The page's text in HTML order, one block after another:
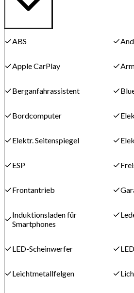
ABS
Apple CarPlay
Berganfahrassistent
Bordcomputer
Elektr. Seitenspiegel
ESP
Frontantrieb
Induktionsladen für
Smartphones
LED-Scheinwerfer
Leichtmetallfelgen